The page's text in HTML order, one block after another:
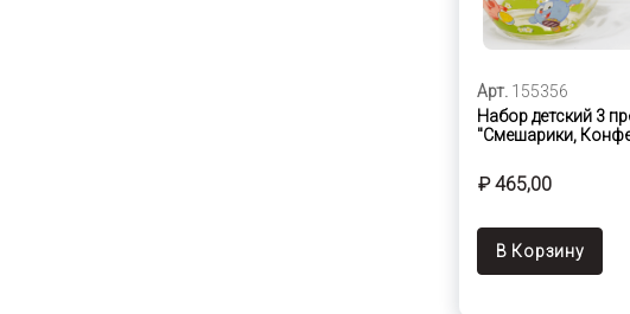
Арт. 155356
Набор детский 3
"Смешарики,
₽ 465,00
В Корзину